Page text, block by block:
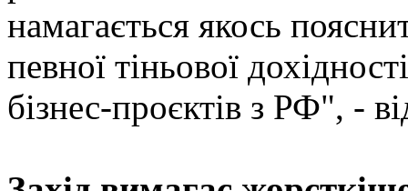
намагається якось
певної тіньової
бізнес-проєктів з РФ", -